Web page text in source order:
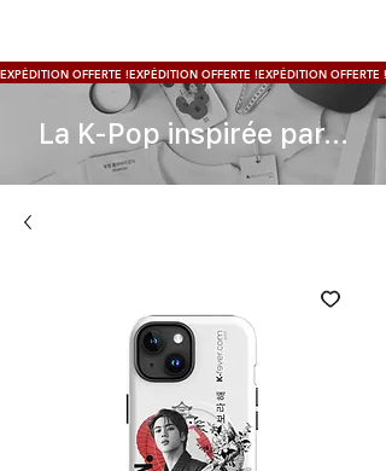
EXPÉDITION OFFERTE !
La K-Pop inspirée par...